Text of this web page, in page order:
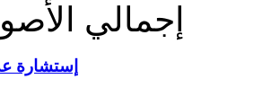
إجمالي
إستشارة عدد